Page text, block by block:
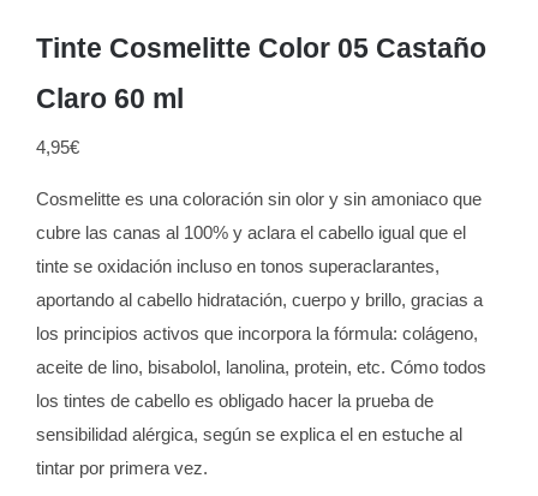
Tinte Cosmelitte Color 05 Castaño
Claro 60 ml
4,95€
Cosmelitte es una coloración sin olor y sin amoniaco que
cubre las canas al 100% y aclara el cabello igual que el
tinte se oxidación incluso en tonos superaclarantes,
aportando al cabello hidratación, cuerpo y brillo, gracias a
los principios activos que incorpora la fórmula: colágeno,
aceite de lino, bisabolol, lanolina, protein, etc. Cómo todos
los tintes de cabello es obligado hacer la prueba de
sensibilidad alérgica, según se explica el en estuche al
tintar por primera vez.